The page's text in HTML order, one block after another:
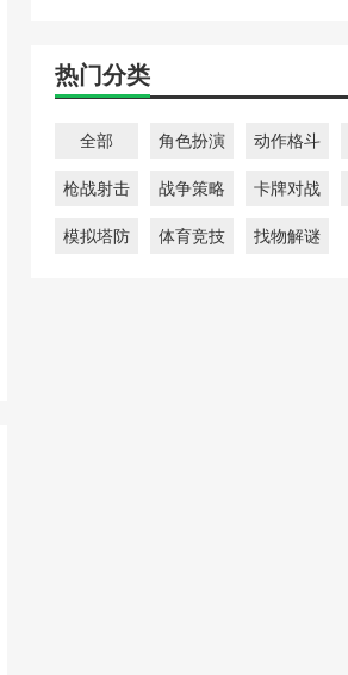
热门分类
全部 角色扮演 动作格斗
枪战射击 战争策略 卡牌对战
模拟塔防 体育竞技 找物解谜